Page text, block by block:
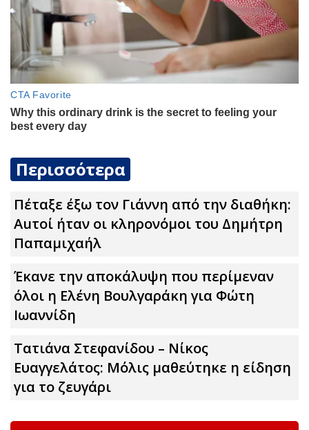
Περισσότερα
Πέταξε έξω τον Γιάννη από την διαθήκη:
Αuτοί ήταν οι κληρονόμοι του Δημήτρη
Παπαμιχαήλ
Έκανε την αποκάλυψη που περίμεναν
όλοι η Ελένη Βουλγαράκη για Φώτη
Ιωαννίδη
Τατιάνα Στεφανίδου – Νίκος
Ευαγγελάτος: Μόλις μαθεύτηκε η είδηση
για το ζευγάρι